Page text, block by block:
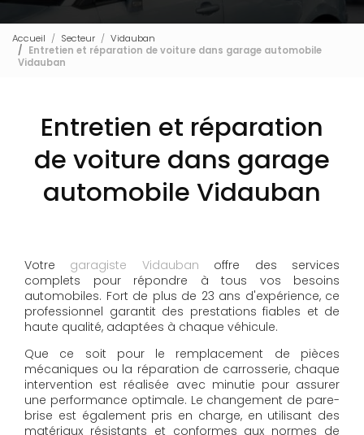
Accueil Secteur
Vidauban
Entretien et réparation de voiture dans garage automobile
Vidauban
Entretien et réparation
de voiture dans garage
automobile Vidauban
Votre garagiste Vidauban offre des services
complets pour répondre à tous vos besoins
automobiles. Fort de plus de 23 ans d'expérience, ce
professionnel garantit des prestations fiables et de
haute qualité, adaptées à chaque véhicule.
Que ce soit pour le remplacement de pièces
mécaniques ou la réparation de carrosserie, chaque
intervention est réalisée avec minutie pour assurer
une performance optimale. Le changement de pare-
brise est également pris en charge, en utilisant des
matériaux résistants et conformes aux normes de